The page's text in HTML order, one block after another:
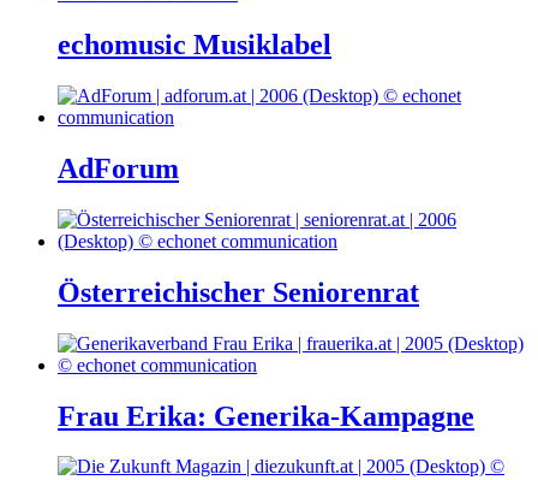
echomusic Musiklabel
AdForum
Österreichischer Seniorenrat
Frau Erika: Generika-Kampagne